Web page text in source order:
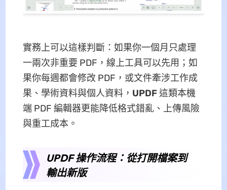
實務上可以這樣判斷：如果你一個月只處理
一兩次非重要 PDF，線上工具可以先用；如
果你每週都會修改 PDF，或文件牽涉工作成
果、學術資料與個人資料， UPDF這類本機
端 PDF 編輯器更能降低格式錯亂、上傳風險
與重工成本。
UPDF 操作流程：從打開檔案到
輸出新版